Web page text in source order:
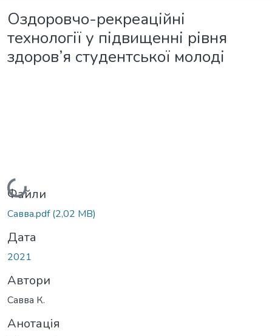
Оздоровчо-рекреаційні
технології у підвищенні рівня
здоров’я студентської молоді
Вантажиться...
Файли
Савва.pdf(2,02 MB)
Дата
2021
Автори
Савва К.
Анотація